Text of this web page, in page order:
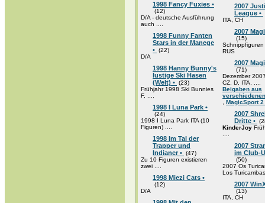
1998 Fancy Fuxies •
(12)
D/A - deutsche Ausführung
auch ....
1998 Funny Fanten
Stars in der Manege
• (22)
D/A
1998 Hanny Bunny's
lustige Ski Hasen
(Welt) • (23)
Frühjahr 1998 Ski Bunnies
F, ....
1998 I Luna Park •
(24)
1998 I Luna Park ITA (10
Figuren) ....
1998 Im Tal der
Trapper und
Indianer • (47)
Zu 10 Figuren existieren
zwei ....
1998 Miezi Cats •
(12)
D/A
2007
League •
ITA, CH
2007
(15)
Schnippfiguren
RUS
2007
(71)
Dezember
CZ, D, ITA, ....
Beigaben aus
MagicSport 2
2007
Dritte •
KinderJoy
2007
im Club-
(50)
2007 Os
Los
2007
(13)
ITA, CH